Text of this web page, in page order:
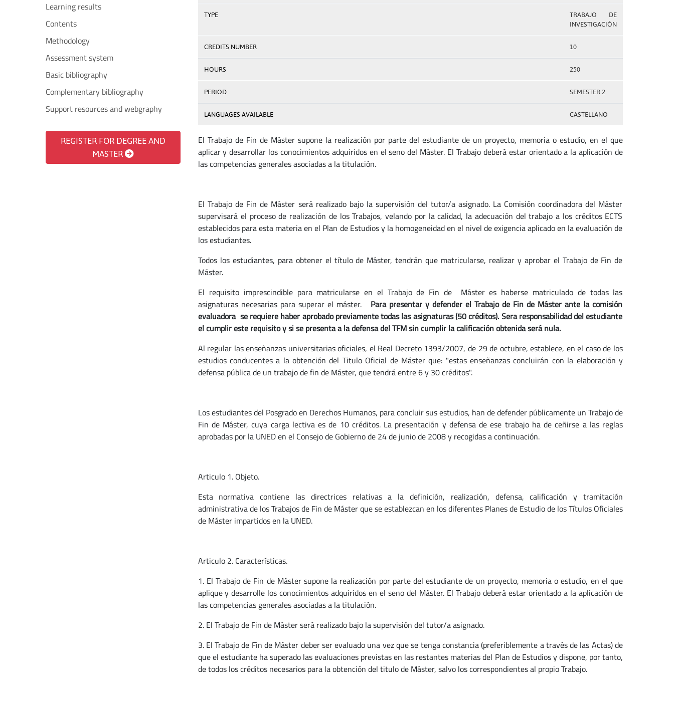
Learning results
Contents
Methodology
Assessment system
Basic bibliography
Complementary bibliography
Support resources and webgraphy
REGISTER FOR DEGREE AND
MASTER
TYPE
TRABAJO DE
INVESTIGACIÓN
CREDITS NUMBER 10
HOURS 250
PERIOD SEMESTER 2
LANGUAGES AVAILABLE CASTELLANO
El Trabajo de Fin de Máster supone la realización por parte del estudiante de un proyecto, memoria o estudio, en el que
aplicar y desarrollar los conocimientos adquiridos en el seno del Máster. El Trabajo deberá estar orientado a la aplicación de
las competencias generales asociadas a la titulación.
El Trabajo de Fin de Máster será realizado bajo la supervisión del tutor/a asignado. La Comisión coordinadora del Máster
supervisará el proceso de realización de los Trabajos, velando por la calidad, la adecuación del trabajo a los créditos ECTS
establecidos para esta materia en el Plan de Estudios y la homogeneidad en el nivel de exigencia aplicado en la evaluación de
los estudiantes.
Todos los estudiantes, para obtener el título de Máster, tendrán que matricularse, realizar y aprobar el Trabajo de Fin de
Máster.
El requisito imprescindible para matricularse en el Trabajo de Fin de Máster es haberse matriculado de todas las
asignaturas necesarias para superar el máster. Para presentar y defender el Trabajo de Fin de Máster ante la comisión
evaluadora se requiere haber aprobado previamente todas las asignaturas (50 créditos). Sera responsabilidad del estudiante
el cumplir este requisito y si se presenta a la defensa del TFM sin cumplir la calificación obtenida será nula.
Al regular las enseñanzas universitarias oficiales, el Real Decreto 1393/2007, de 29 de octubre, establece, en el caso de los
estudios conducentes a la obtención del Titulo Oficial de Máster que: "estas enseñanzas concluirán con la elaboración y
defensa pública de un trabajo de fin de Máster, que tendrá entre 6 y 30 créditos".
Los estudiantes del Posgrado en Derechos Humanos, para concluir sus estudios, han de defender públicamente un Trabajo de
Fin de Máster, cuya carga lectiva es de 10 créditos. La presentación y defensa de ese trabajo ha de ceñirse a las reglas
aprobadas por la UNED en el Consejo de Gobierno de 24 de junio de 2008 y recogidas a continuación.
Articulo 1. Objeto.
Esta normativa contiene las directrices relativas a la definición, realización, defensa, calificación y tramitación
administrativa de los Trabajos de Fin de Máster que se establezcan en los diferentes Planes de Estudio de los Títulos Oficiales
de Máster impartidos en la UNED.
Articulo 2. Características.
1. El Trabajo de Fin de Máster supone la realización por parte del estudiante de un proyecto, memoria o estudio, en el que
aplique y desarrolle los conocimientos adquiridos en el seno del Máster. El Trabajo deberá estar orientado a la aplicación de
las competencias generales asociadas a la titulación.
2. El Trabajo de Fin de Máster será realizado bajo la supervisión del tutor/a asignado.
3. El Trabajo de Fin de Máster deber ser evaluado una vez que se tenga constancia (preferiblemente a través de las Actas) de
que el estudiante ha superado las evaluaciones previstas en las restantes materias del Plan de Estudios y dispone, por tanto,
de todos los créditos necesarios para la obtención del titulo de Máster, salvo los correspondientes al propio Trabajo.